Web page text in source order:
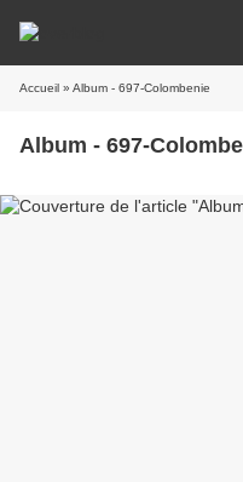
Accueil » Album - 697-Colombenie
Album - 697-